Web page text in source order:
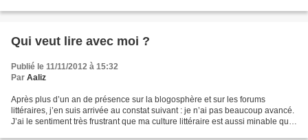
Qui veut lire avec moi ?
Publié le 11/11/2012 à 15:32
Par Aaliz
Après plus d’un an de présence sur la blogosphère et sur les forums
littéraires, j’en suis arrivée au constat suivant : je n’ai pas beaucoup avancé.
J’ai le sentiment très frustrant que ma culture littéraire est aussi minable que